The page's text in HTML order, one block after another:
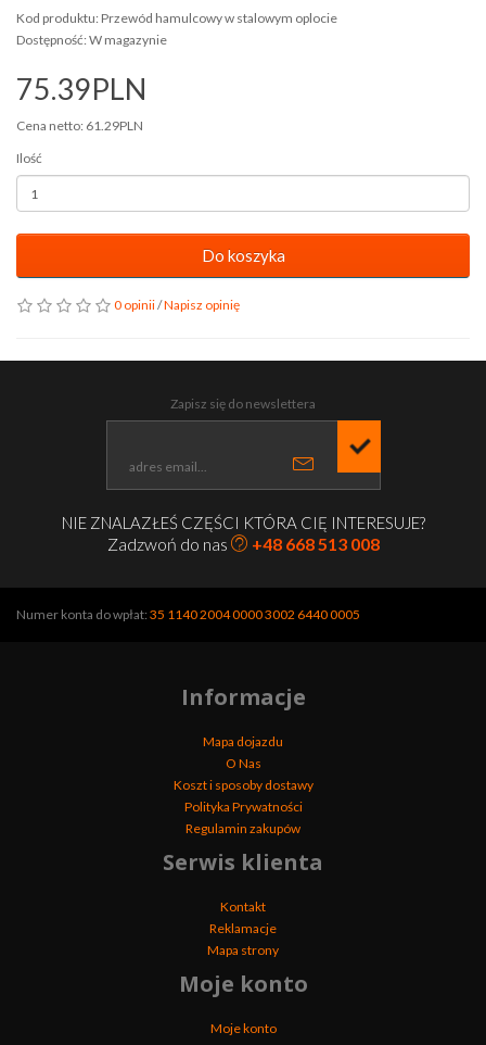
Kod produktu: Przewód hamulcowy w stalowym oplocie
Dostępność: W magazynie
75.39PLN
Cena netto: 61.29PLN
Ilość
Do koszyka
0 opinii/Napisz opinię
Zapisz się do newslettera
NIE ZNALAZŁEŚ CZĘŚCI KTÓRA CIĘ INTERESUJE?
Zadzwoń do nas +48 668 513 008
Numer konta do wpłat: 35 1140 2004 0000 3002 6440 0005
Informacje
Mapa dojazdu
O Nas
Koszt i sposoby dostawy
Polityka Prywatności
Regulamin zakupów
Serwis klienta
Kontakt
Reklamacje
Mapa strony
Moje konto
Moje konto